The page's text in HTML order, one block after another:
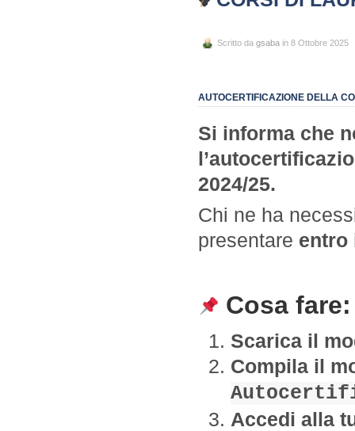
Scritto da gsaba in 8 Ottobre 2025
AUTOCERTIFICAZIONE DELLA
Si informa che
2024/25.
Chi ne ha
presentare entro
Cosa fare:
Scarica il
Compila il
Accedi alla